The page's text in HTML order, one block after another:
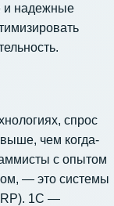
и надежные
спрос
чем когда-
с опытом
— это системы
1С —